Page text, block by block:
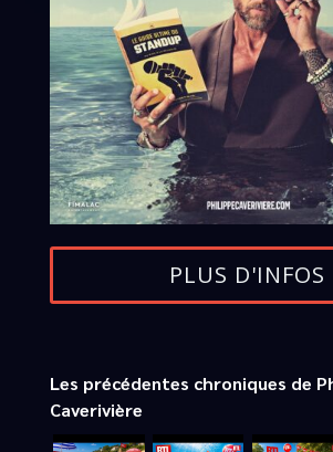
PLUS D'INFOS
Les précédentes chroniques de
Caverivière